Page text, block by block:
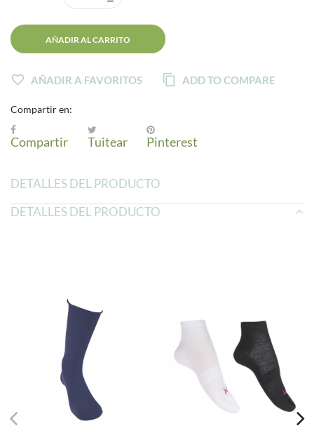
AÑADIR AL CARRITO
AÑADIR A FAVORITOS ADD TO COMPARE
Compartir en:
Compartir Tuitear Pinterest
DETALLES DEL PRODUCTO
DETALLES DEL PRODUCTO